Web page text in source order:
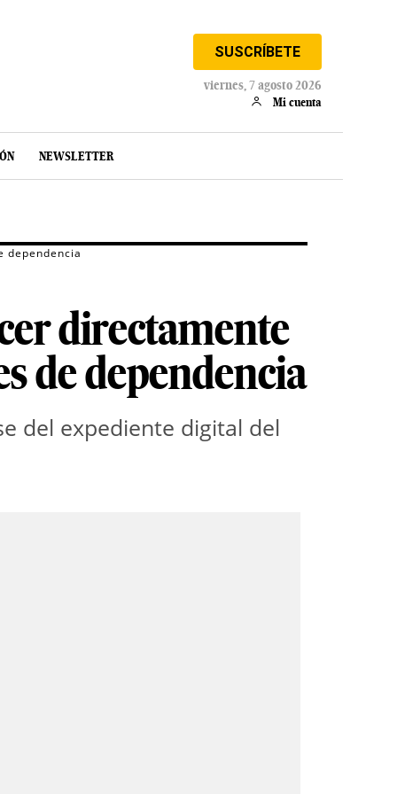
SUSCRÍBETE
viernes, 7 agosto 2026
Mi cuenta
NEWSLETTER
dependencia
directamente
de dependencia
del expediente digital del